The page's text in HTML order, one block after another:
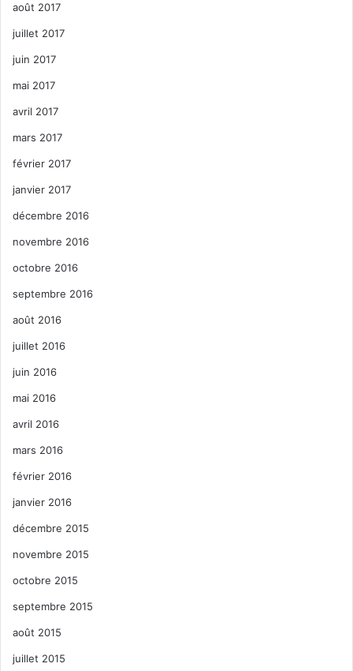
août 2017
juillet 2017
juin 2017
mai 2017
avril 2017
mars 2017
février 2017
janvier 2017
décembre 2016
novembre 2016
octobre 2016
septembre 2016
août 2016
juillet 2016
juin 2016
mai 2016
avril 2016
mars 2016
février 2016
janvier 2016
décembre 2015
novembre 2015
octobre 2015
septembre 2015
août 2015
juillet 2015